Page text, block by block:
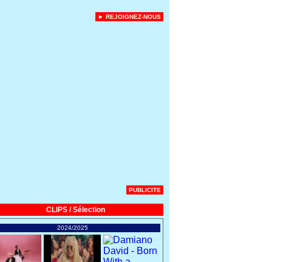
► REJOIGNEZ-NOUS
PUBLICITE
CLIPS / Sélection
2024/2025